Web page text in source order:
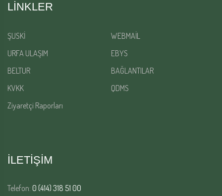
LINKLER
ŞUSKİ
WEBMAİL
URFA ULAŞIM
EBYS
BELTUR
BAĞLANTILAR
KVKK
QDMS
Ziyaretçi Raporları
İLETİŞİM
Telefon: 0 (414) 318 51 00